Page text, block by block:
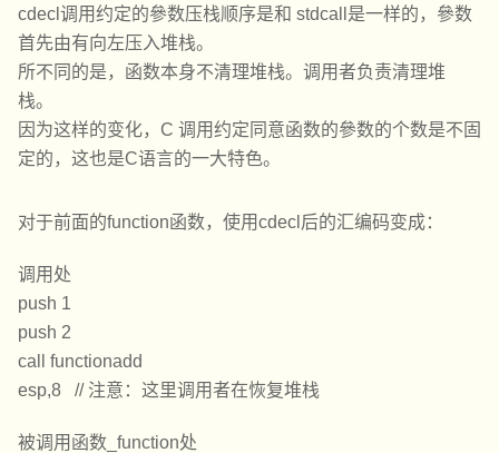
cdecl调用约定的參数压栈顺序是和 stdcall是一样的，參数
首先由有向左压入堆栈。
所不同的是，函数本身不清理堆栈。调用者负责清理堆
栈。
因为这样的变化，C 调用约定同意函数的參数的个数是不固
定的，这也是C语言的一大特色。
对于前面的function函数，使用cdecl后的汇编码变成：
调用处
push 1
push 2
call functionadd
esp,8 // 注意：这里调用者在恢复堆栈
被调用函数_function处